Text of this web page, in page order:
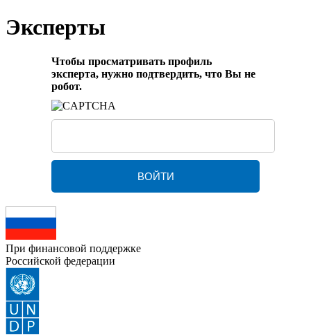
Эксперты
Чтобы просматривать профиль
эксперта, нужно подтвердить, что Вы не
робот.
При финансовой поддержке
Российской федерации